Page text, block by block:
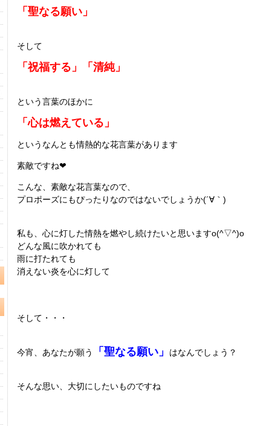
「聖なる願い」
そして
「祝福する」「清純」
という言葉のほかに
「心は燃えている」
というなんとも情熱的な花言葉があります
素敵ですね❤
こんな、素敵な花言葉なので、
プロポーズにもぴったりなのではないでしょうか(´∀｀)
私も、心に灯した情熱を燃やし続けたいと思いますo(^▽^)o
どんな風に吹かれても
雨に打たれても
消えない炎を心に灯して
そして・・・
今宵、あなたが願う 「聖なる願い」 はなんでしょう？
そんな思い、大切にしたいものですね